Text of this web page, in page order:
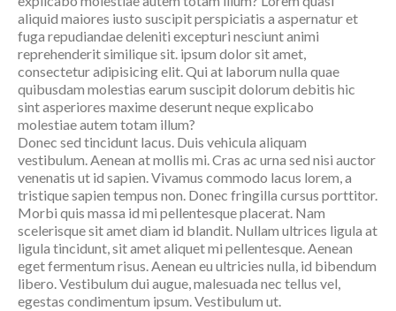
aliquid maiores iusto suscipit perspiciatis a aspernatur et
fuga repudiandae deleniti excepturi nesciunt animi
reprehenderit similique sit. ipsum dolor sit amet,
consectetur adipisicing elit. Qui at laborum nulla quae
quibusdam molestias earum suscipit dolorum debitis hic
sint asperiores maxime deserunt neque explicabo
molestiae autem totam illum?
Donec sed tincidunt lacus. Duis vehicula aliquam
vestibulum. Aenean at mollis mi. Cras ac urna sed nisi auctor
venenatis ut id sapien. Vivamus commodo lacus lorem, a
tristique sapien tempus non. Donec fringilla cursus porttitor.
Morbi quis massa id mi pellentesque placerat. Nam
scelerisque sit amet diam id blandit. Nullam ultrices ligula at
ligula tincidunt, sit amet aliquet mi pellentesque. Aenean
eget fermentum risus. Aenean eu ultricies nulla, id bibendum
libero. Vestibulum dui augue, malesuada nec tellus vel,
egestas condimentum ipsum. Vestibulum ut.